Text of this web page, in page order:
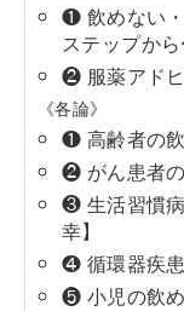
❶ 飲めない
ステップか
❷ 服薬アドヒ
《各論》
❶ 高齢者の飲
❷ がん患者の
❸ 生活習慣
幸】
❹ 循環器疾患
❺ 小児の飲め